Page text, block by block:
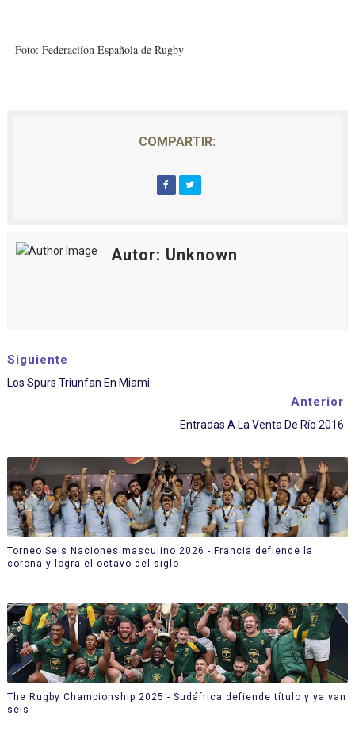
Foto: Federaciíon Española de Rugby
COMPARTIR:
Autor: Unknown
Siguiente
Los Spurs Triunfan En Miami
Anterior
Entradas A La Venta De Río 2016
Torneo Seis Naciones masculino 2026 - Francia defiende la
corona y logra el octavo del siglo
The Rugby Championship 2025 - Sudáfrica defiende título y ya van
seis